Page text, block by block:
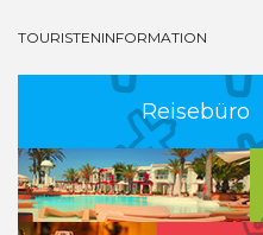
TOURISTENINFORMATION
Reisebüro